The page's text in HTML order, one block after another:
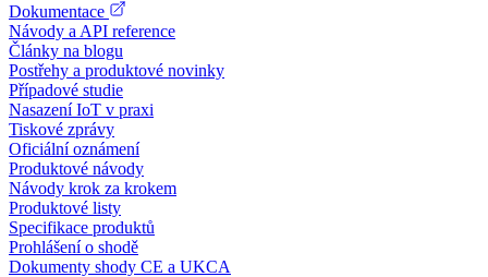
Dokumentace
Návody a API reference
Články na blogu
Postřehy a produktové novinky
Případové studie
Nasazení IoT v praxi
Tiskové zprávy
Oficiální oznámení
Produktové návody
Návody krok za krokem
Produktové listy
Specifikace produktů
Prohlášení o shodě
Dokumenty shody CE a UKCA